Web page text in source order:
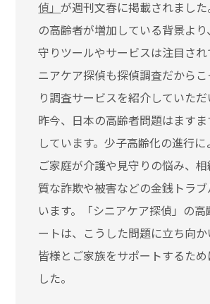
偵」が週刊文春に掲載されまし
の高齢者が増加している背景よ
守りツールやサービスは注目さ
ニアケア探偵も探偵調査だから
り調査サービスを紹介していただ
昨今、日本の高齢者問題はます
しています。少子高齢化の進行
ご家庭が介護や見守りの悩み、
質な詐欺や被害などの金銭トラ
います。「シニアケア探偵」の
ートは、こうした問題に立ち向
皆様とご家族をサポートするた
した。